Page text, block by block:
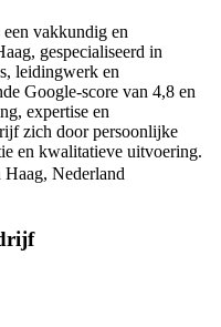
vakkundig en
gespecialiseerd in
leidingwerk en
Google-score van 4,8 en
expertise en
zich door persoonlijke
en kwalitatieve uitvoering.
Nederland